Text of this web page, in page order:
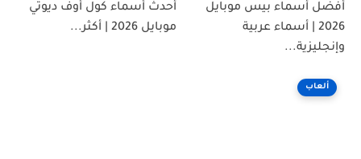
أفضل أسماء بيس موبايل
2026 | أسماء عربية
وإنجليزية...
أحدث أسماء كول أوف ديوتي
موبايل 2026 | أكثر...
ألعاب